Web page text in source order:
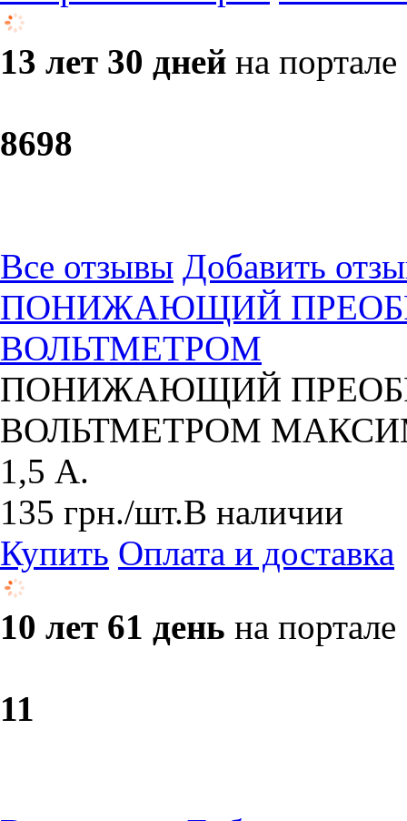
13 лет 30 дней на портале
8698
Все отзывы Добавить
ПОНИЖАЮЩИЙ
ВОЛЬТМЕТРОМ
ПОНИЖАЮЩИЙ
ВОЛЬТМЕТРОМ
1,5 А.
135 грн./шт.В наличии
Купить Оплата и доставка
10 лет 61 день на портале
11